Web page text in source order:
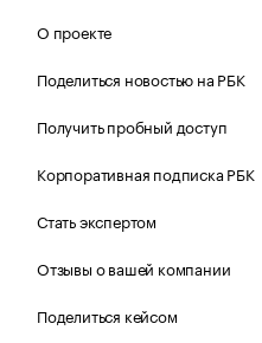
О проекте
Поделиться новостью на РБК
Получить пробный доступ
Корпоративная подписка РБК
Стать экспертом
Отзывы о вашей компании
Поделиться кейсом